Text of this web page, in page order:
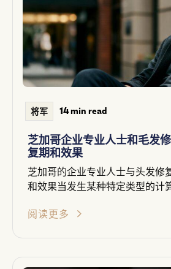
将军 14 min read
芝加哥企业专业人士和毛发
复期和效果
芝加哥的企业专业人士与头发修
和效果当发生某种特定类型的计
阅读更多